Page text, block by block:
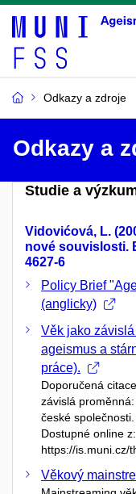
Odkazy a zdroje
Odkazy a
Studie a
Vidovićová, L.
nové souvislosti.
4627-6
Policy Brief
(anglicky)
Věk jako
ageismus a
práce).
Doporučená
závislá
české
Dostupné online z:
https://is.muni.cz/
Věkový